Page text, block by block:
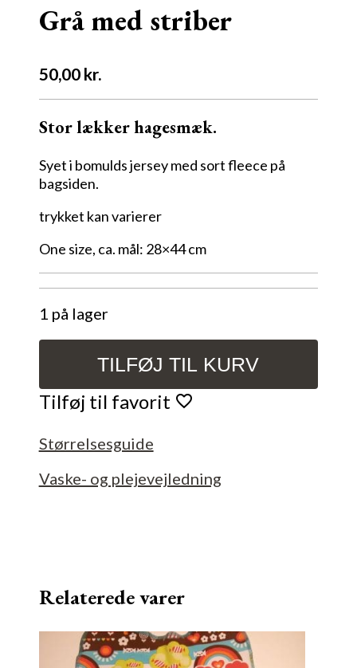
Grå med striber
50,00 kr.
Stor lækker hagesmæk.
Syet i bomulds jersey med sort fleece på
bagsiden.
trykket kan varierer
One size, ca. mål: 28×44 cm
1 på lager
med
striber
antal
TILFØJ TIL KURV
Tilføj til favorit
Størrelsesguide
Vaske- og plejevejledning
Relaterede varer